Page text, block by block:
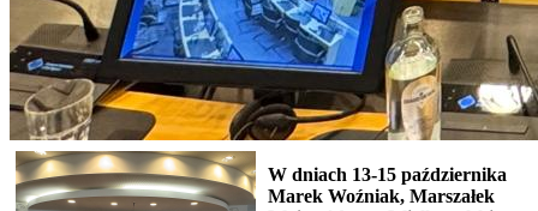
W dniach 13-15 października
Marek Woźniak, Marszałek